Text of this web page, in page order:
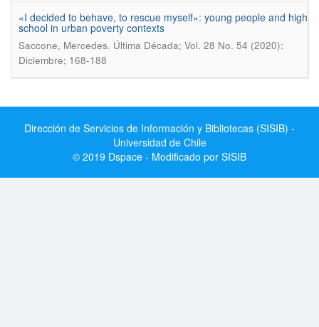
«I decided to behave, to rescue myself»: young people and high
school in urban poverty contexts
Saccone, Mercedes. Última Década; Vol. 28 No. 54 (2020):
Diciembre; 168-188
Dirección de Servicios de Información y Bibliotecas (SISIB) -
Universidad de Chile
© 2019 Dspace - Modificado por SISIB